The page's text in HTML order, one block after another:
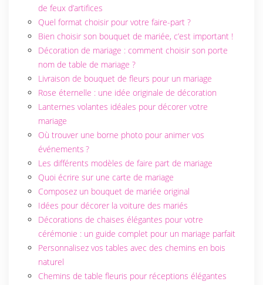
de feux d’artifices
Quel format choisir pour votre faire-part ?
Bien choisir son bouquet de mariée, c’est important !
Décoration de mariage : comment choisir son porte
nom de table de mariage ?
Livraison de bouquet de fleurs pour un mariage
Rose éternelle : une idée originale de décoration
Lanternes volantes idéales pour décorer votre
mariage
Où trouver une borne photo pour animer vos
événements ?
Les différents modèles de faire part de mariage
Quoi écrire sur une carte de mariage
Composez un bouquet de mariée original
Idées pour décorer la voiture des mariés
Décorations de chaises élégantes pour votre
cérémonie : un guide complet pour un mariage parfait
Personnalisez vos tables avec des chemins en bois
naturel
Chemins de table fleuris pour réceptions élégantes